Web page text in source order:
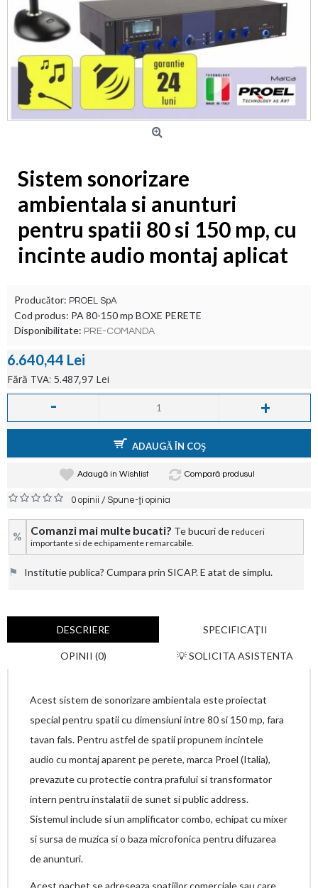
Sistem sonorizare
ambientala si anunturi
pentru spatii 80 si 150 mp, cu
incinte audio montaj aplicat
Producător: PROEL SpA
Cod produs: PA 80-150 mp BOXE PERETE
Disponibilitate: PRE-COMANDA
6.640,44 Lei
Fără TVA: 5.487,97 Lei
- +
ADAUGĂ ÎN COŞ
Adaugă in Wishlist Compară produsul
0 opinii /Spune-ţi opinia
% Comanzi mai multe bucati? Te bucuri de reduceri
importante si de echipamente remarcabile.
⚑ Institutie publica? Cumpara prin SICAP. E atat de simplu.
DESCRIERE SPECIFICAŢII
OPINII (0) 💡 SOLICITA ASISTENTA
Acest sistem de sonorizare ambientala este proiectat
special pentru spatii cu dimensiuni intre 80 si 150 mp, fara
tavan fals. Pentru astfel de spatii propunem incintele
audio cu montaj aparent pe perete, marca Proel (Italia),
prevazute cu protectie contra prafului si transformator
intern pentru instalatii de sunet si public address.
Sistemul include si un amplificator combo, echipat cu mixer
si sursa de muzica si o baza microfonica pentru difuzarea
de anunturi.
Acest pachet se adreseaza spatiilor comerciale sau care